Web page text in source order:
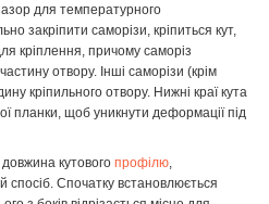
для температурного
закріпити саморізи, кріпиться кут,
кріплення, причому саморіз
отвору. Інші саморізи (крім
кріпильного отвору. Нижні краї кута
планки, щоб уникнути деформації під
кутового профілю
спосіб. Спочатку встановлюється